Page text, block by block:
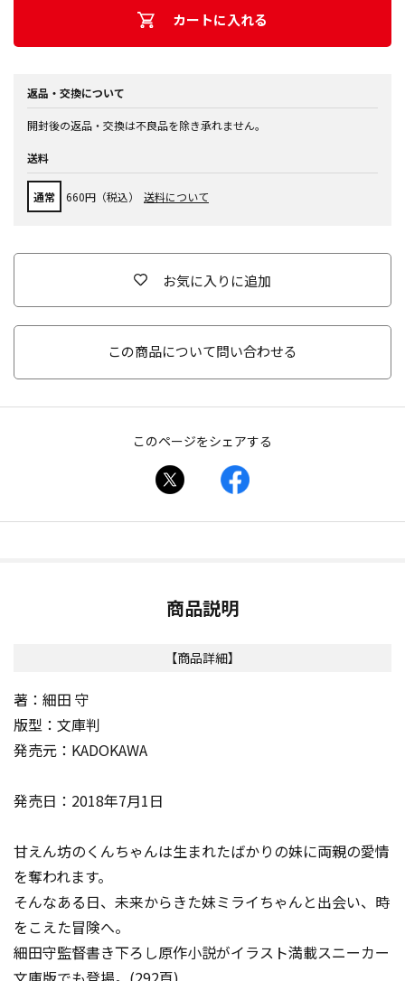
カートに入れる
返品・交換について
開封後の返品・交換は不良品を除き承れません。
送料
通常 660円（税込） 送料について
お気に入りに追加
この商品について問い合わせる
このページをシェアする
商品説明
【商品詳細】
著：細田 守
版型：文庫判
発売元：KADOKAWA
発売日：2018年7月1日
甘えん坊のくんちゃんは生まれたばかりの妹に両親の愛情
を奪われます。
そんなある日、未来からきた妹ミライちゃんと出会い、時
をこえた冒険へ。
細田守監督書き下ろし原作小説がイラスト満載スニーカー